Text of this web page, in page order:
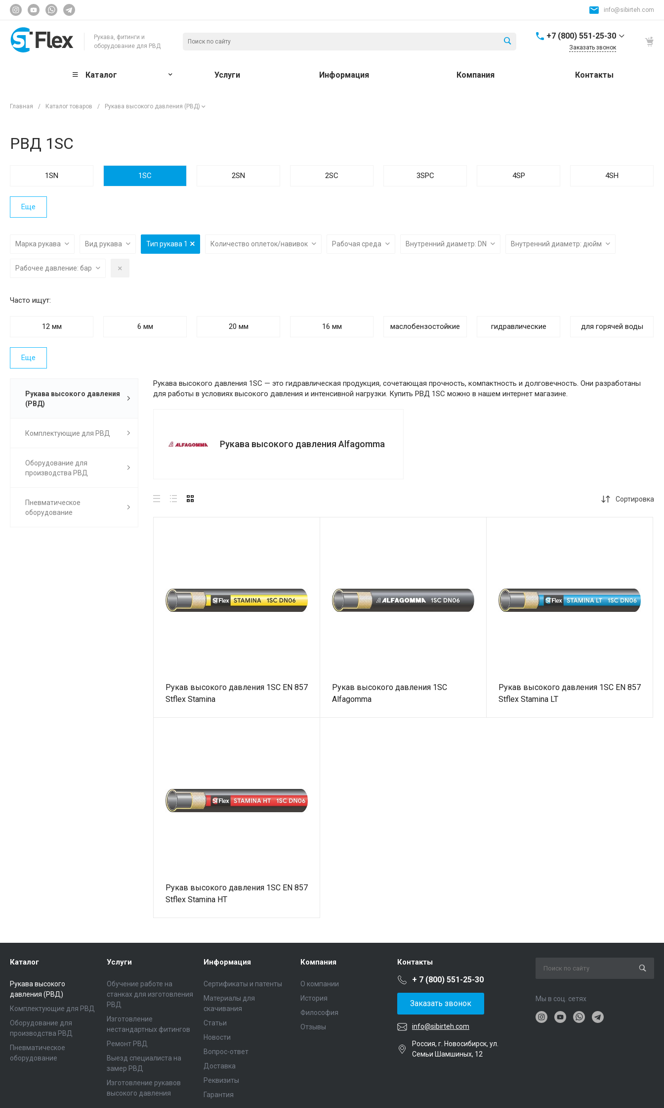
info@sibirteh.com
Рукава, фитинги и
оборудование для РВД
+7 (800) 551-25-30
Россия и СНГ
Заказать звонок
Каталог Услуги Информация Компания Контакты
Главная / Каталог товаров / Рукава высокого давления (РВД)
РВД 1SC
1SN 1SC 2SN 2SC 3SPC 4SP 4SH
Еще
Марка рукава Вид рукава Тип рукава 1 Количество оплеток/навивок Рабочая среда Внутренний диаметр: DN Внутренний диаметр: дюйм
Рабочее давление: бар
Часто ищут:
12 мм 6 мм 20 мм 16 мм маслобензостойкие гидравлические для горячей воды
Еще
Рукава высокого давления
(РВД)
Комплектующие для РВД
Оборудование для
производства РВД
Пневматическое
оборудование
Рукава высокого давления 1SC — это гидравлическая продукция, сочетающая прочность, компактность и долговечность. Они разработаны
для работы в условиях высокого давления и интенсивной нагрузки. Купить РВД 1SC можно в нашем интернет магазине.
Рукава высокого давления Alfagomma
Сортировка
Рукав высокого давления 1SC EN 857
Stflex Stamina
Рукав высокого давления 1SC
Alfagomma
Рукав высокого давления 1SС EN 857
Stflex Stamina LT
Рукав высокого давления 1SС EN 857
Stflex Stamina HT
Каталог
Рукава высокого
давления (РВД)
Комплектующие для РВД
Оборудование для
производства РВД
Пневматическое
оборудование
Услуги
Обучение работе на
станках для изготовления
РВД
Изготовление
нестандартных фитингов
Ремонт РВД
Выезд специалиста на
замер РВД
Изготовление рукавов
высокого давления
Информация
Сертификаты и патенты
Материалы для
скачивания
Статьи
Новости
Вопрос-ответ
Доставка
Реквизиты
Гарантия
Компания
О компании
История
Философия
Отзывы
Контакты
+ 7 (800) 551-25-30
Заказать звонок
info@sibirteh.com
Россия, г. Новосибирск, ул.
Семьи Шамшиных, 12
Мы в соц. сетях